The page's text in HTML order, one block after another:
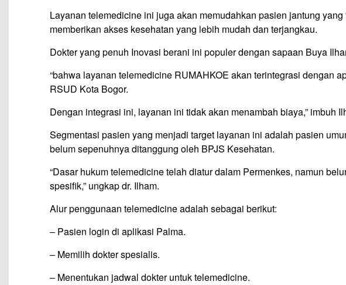
Layanan telemedicine ini juga akan memudahkan pasien jantung
memberikan akses kesehatan yang lebih mudah dan terjangkau.
Dokter yang penuh Inovasi berani ini populer dengan sapaan Buya
“bahwa layanan telemedicine RUMAHKOE akan terintegrasi dengan
RSUD Kota Bogor.
Dengan integrasi ini, layanan ini tidak akan menambah biaya,” imbuh
Segmentasi pasien yang menjadi target layanan ini adalah pasien
belum sepenuhnya ditanggung oleh BPJS Kesehatan.
“Dasar hukum telemedicine telah diatur dalam Permenkes, namun
spesifik,” ungkap dr. Ilham.
Alur penggunaan telemedicine adalah sebagai berikut:
– Pasien login di aplikasi Palma.
– Memilih dokter spesialis.
– Menentukan jadwal dokter untuk telemedicine.